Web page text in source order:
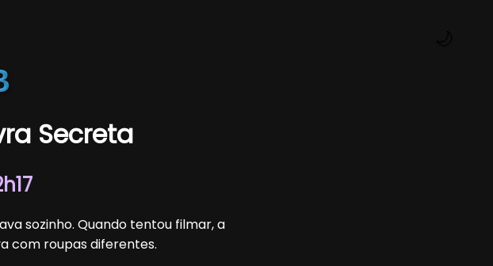
Secreta
sozinho. Quando tentou filmar, a
com roupas diferentes.